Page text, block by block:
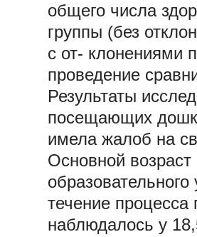
общего числа
группы (без
с от- клонениями
проведение
Результаты
посещающих
имела жалоб на
Основной
течение
наблюдалось у